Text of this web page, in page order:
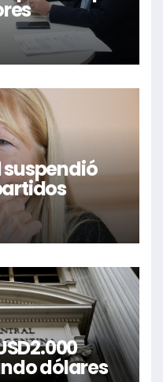
dólares